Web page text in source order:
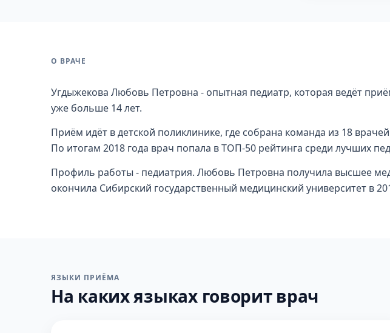
О ВРАЧЕ
Угдыжекова Любовь Петровна - опытная педиатр, которая ведёт
уже больше 14 лет.
Приём идёт в детской поликлинике, где собрана команда из 18
По итогам 2018 года врач попала в ТОП-50 рейтинга среди лучших
Профиль работы - педиатрия. Любовь Петровна получила высшее
окончила Сибирский государственный медицинский университет в
ЯЗЫКИ ПРИЁМА
На каких языках говорит врач